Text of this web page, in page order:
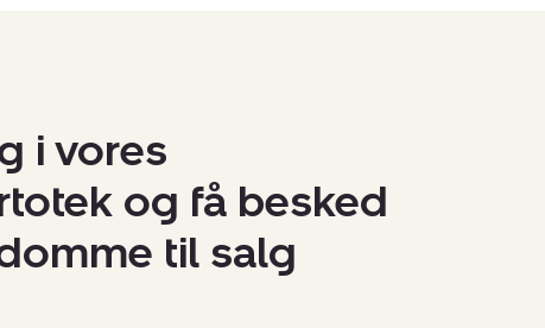
i vores
og få besked
til salg